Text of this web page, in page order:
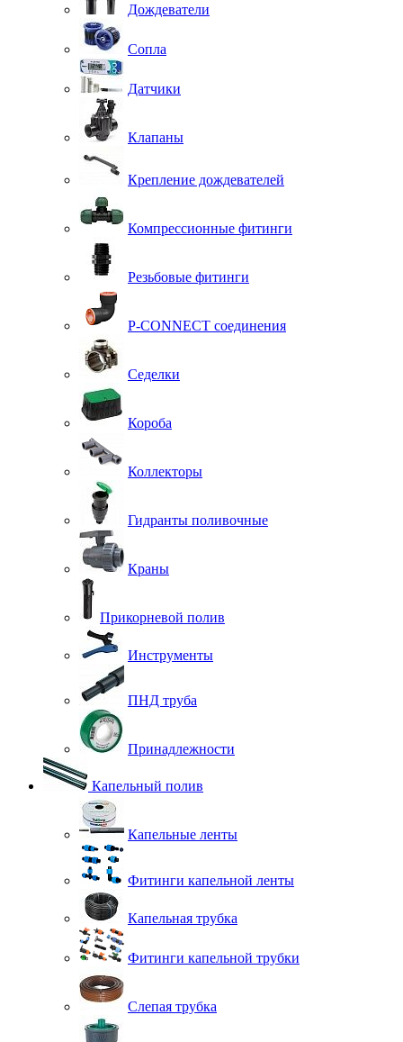
Дождеватели
Сопла
Датчики
Клапаны
Крепление дождевателей
Компрессионные фитинги
Резьбовые фитинги
P-CONNECT соединения
Седелки
Короба
Коллекторы
Гидранты поливочные
Краны
Прикорневой полив
Инструменты
ПНД труба
Принадлежности
Капельный полив
Капельные ленты
Фитинги капельной ленты
Капельная трубка
Фитинги капельной трубки
Слепая трубка